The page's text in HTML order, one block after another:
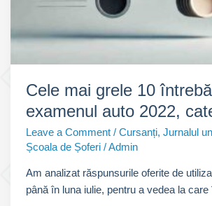
Cele mai grele 10
examenul auto 2022,
Leave a Comment /Cursanți,Jurnalul
Școala de Șoferi /Admin
Am analizat răspunsurile oferite de
până în luna iulie, pentru a vedea la care